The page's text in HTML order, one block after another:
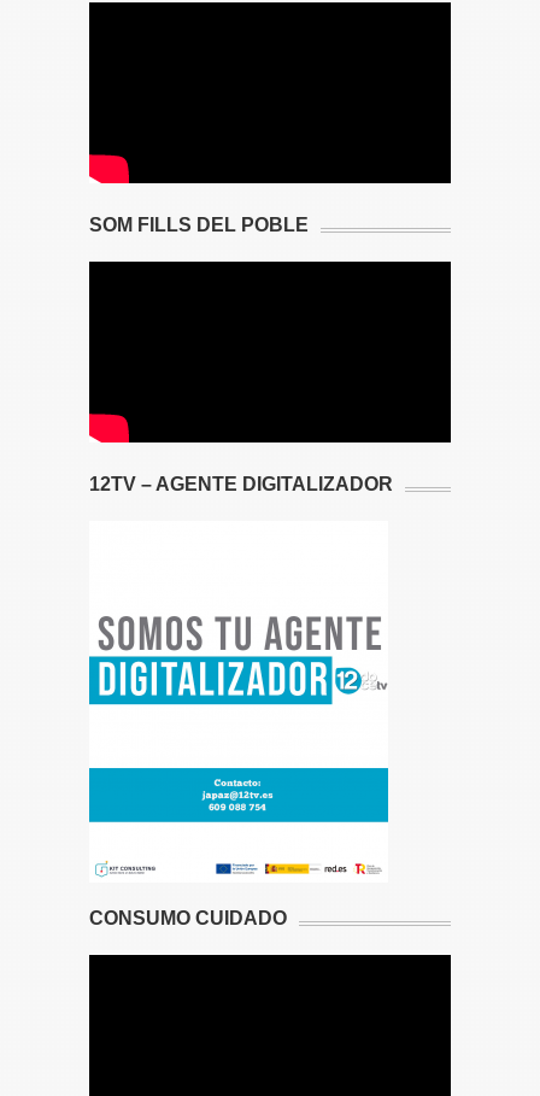
SOM FILLS DEL POBLE
12TV – AGENTE DIGITALIZADOR
CONSUMO CUIDADO